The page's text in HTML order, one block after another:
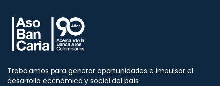
Trabajamos para generar oportunidades e impulsar el
desarrollo económico y social del país.